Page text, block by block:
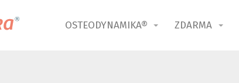
OSTEODYNAMIKA® ZDARMA